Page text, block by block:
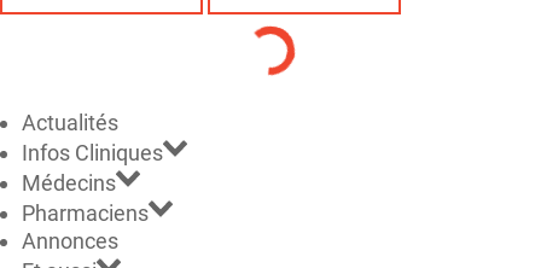
Actualités
Infos Cliniques
Médecins
Pharmaciens
Annonces